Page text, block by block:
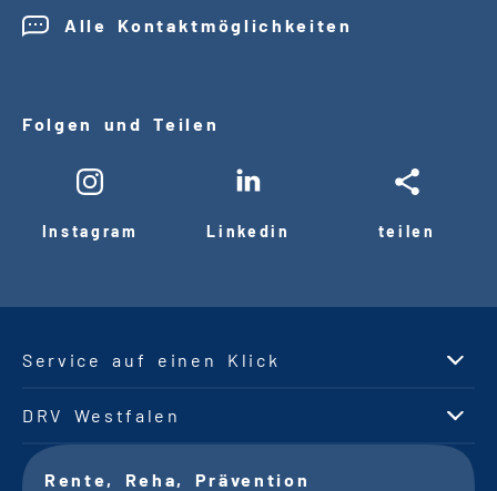
Alle Kontaktmöglichkeiten
Folgen und Teilen
Instagram Linkedin teilen
Service auf einen Klick
DRV Westfalen
Rente, Reha, Prävention